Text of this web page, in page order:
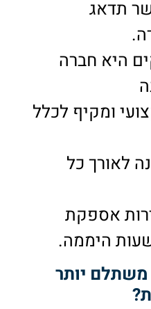
תדאג
היא חברה
ומקיף לכלל
לאורך כל
אספקת
היממה.
משתלם יותר